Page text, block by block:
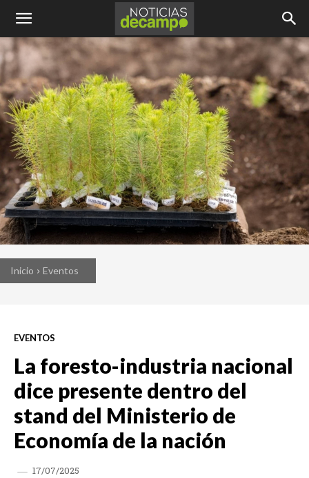
Inicio Eventos
EVENTOS
La foresto-industria nacional
dice presente dentro del
stand del Ministerio de
Economía de la nación
17/07/2025